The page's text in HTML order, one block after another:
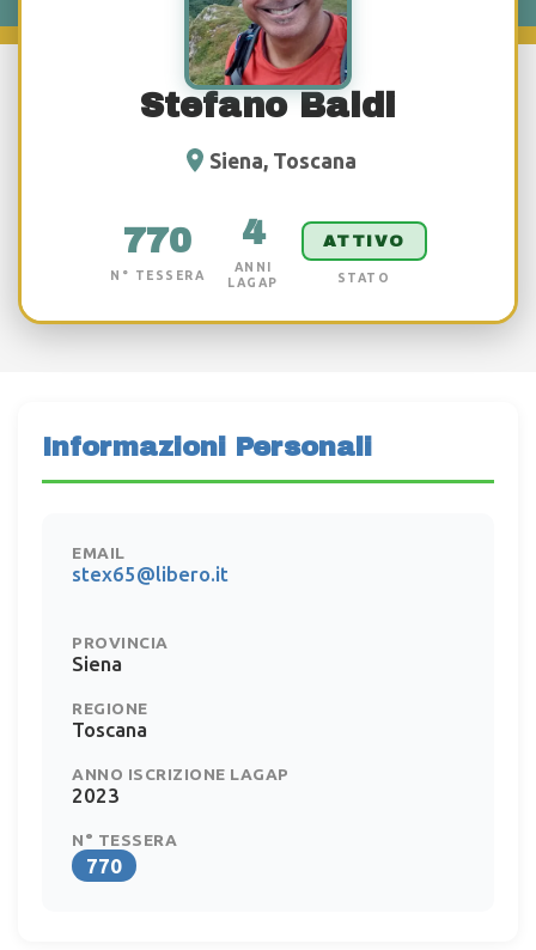
Stefano Baldi
Siena, Toscana
770
N° TESSERA
4
ANNI
LAGAP
ATTIVO
STATO
Informazioni Personali
EMAIL
stex65@libero.it
PROVINCIA
Siena
REGIONE
Toscana
ANNO ISCRIZIONE LAGAP
2023
N° TESSERA
770